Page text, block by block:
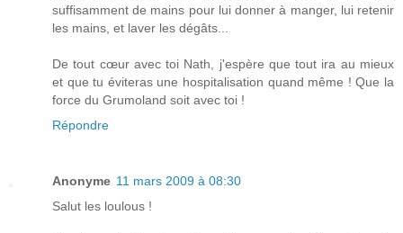
suffisamment de mains pour lui donner à manger, lui retenir
les mains, et laver les dégâts...
De tout cœur avec toi Nath, j'espère que tout ira au mieux
et que tu éviteras une hospitalisation quand même ! Que la
force du Grumoland soit avec toi !
Répondre
Anonyme 11 mars 2009 à 08:30
Salut les loulous !